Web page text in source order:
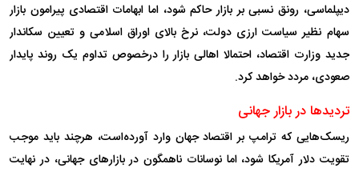
دیپلماسی، رونق نسبی بر بازار حاکم شود، اما ابهامات اقتصادی پیرامون بازار
سهام نظیر سیاست ارزی دولت، نرخ بالای اوراق اسلامی و تعیین سکاندار
جدید وزارت اقتصاد، احتمالا اهالی بازار را درخصوص تداوم یک روند پایدار
صعودی، مردد خواهد کرد.
تردید‌ها در بازار جهانی
ریسک‌هایی که ترامپ بر اقتصاد جهان وارد آورده‌است، هرچند باید موجب
تقویت دلار آمریکا شود، اما نوسانات ناهمگون در بازار‌های جهانی، در نهایت